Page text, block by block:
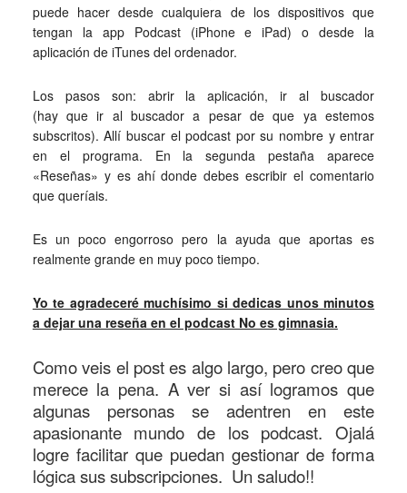
puede hacer desde cualquiera de los dispositivos que
tengan la app Podcast (iPhone e iPad) o desde la
aplicación de iTunes del ordenador.
Los pasos son: abrir la aplicación, ir al buscador
(hay que ir al buscador a pesar de que ya estemos
subscritos). Allí buscar el podcast por su nombre y entrar
en el programa. En la segunda pestaña aparece
«Reseñas» y es ahí donde debes escribir el comentario
que queríais.
Es un poco engorroso pero la ayuda que aportas es
realmente grande en muy poco tiempo.
Yo te agradeceré muchísimo si dedicas unos minutos
a dejar una reseña en el podcast No es gimnasia.
Como veis el post es algo largo, pero creo que
merece la pena. A ver si así logramos que
algunas personas se adentren en este
apasionante mundo de los podcast. Ojalá
logre facilitar que puedan gestionar de forma
lógica sus subscripciones. Un saludo!!